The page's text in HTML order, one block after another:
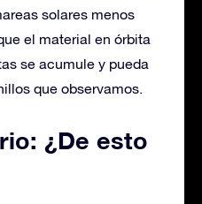
solares menos
el material en órbita
se acumule y pueda
que observamos.
¿De esto